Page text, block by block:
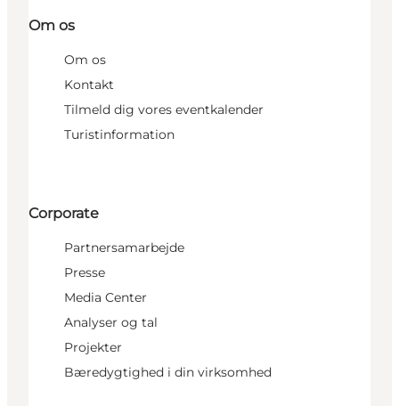
Om os
Om os
Kontakt
Tilmeld dig vores eventkalender
Turistinformation
Corporate
Partnersamarbejde
Presse
Media Center
Analyser og tal
Projekter
Bæredygtighed i din virksomhed